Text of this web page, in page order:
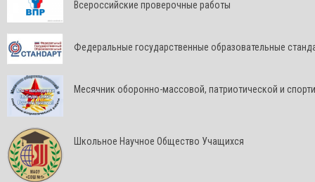
Всероссийские проверочные работы
Федеральные государственные образовательные
Месячник оборонно-массовой, патриотической и
Школьное Научное Общество Учащихся